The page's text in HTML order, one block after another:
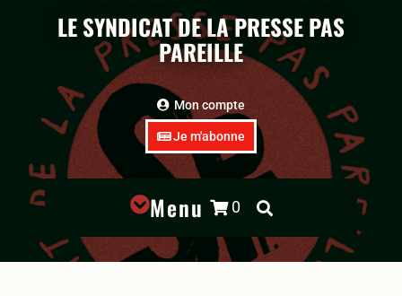
LE SYNDICAT DE LA PRESSE PAS
PAREILLE
Mon compte
Je m'abonne
Menu  0 